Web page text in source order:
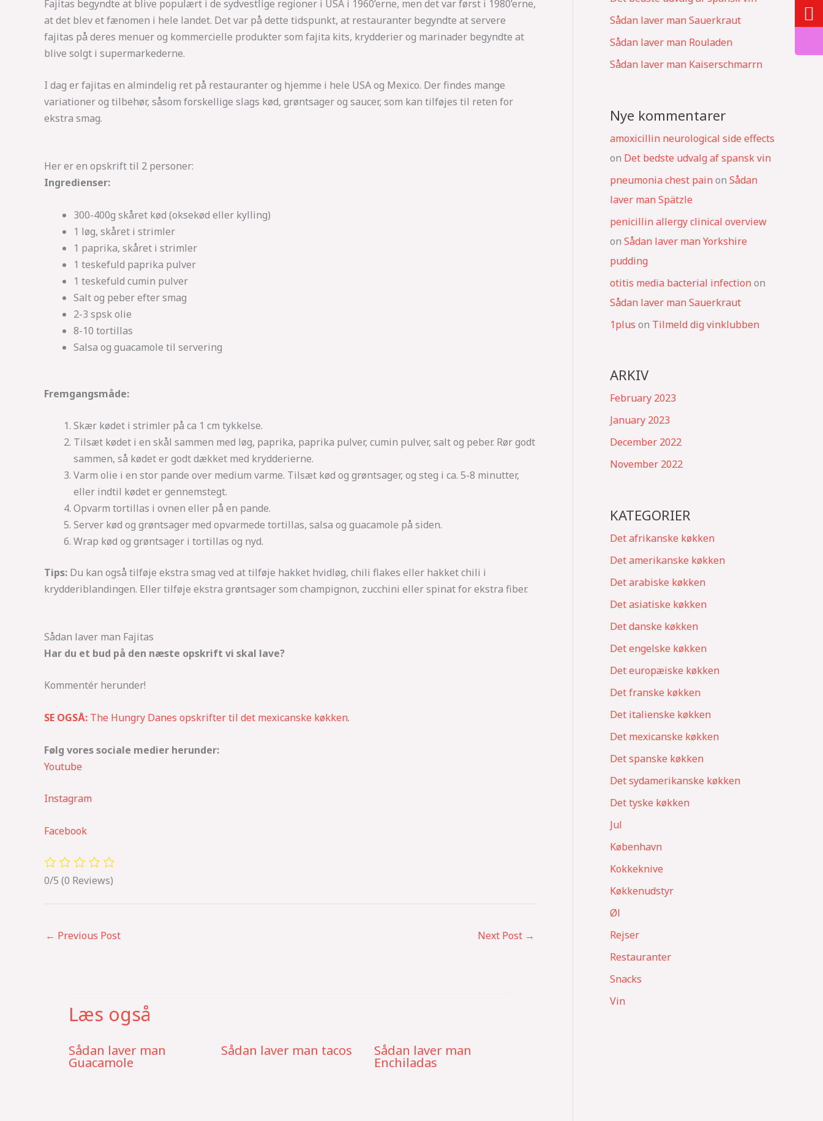
Fajitas begyndte at blive populært i de sydvestlige regioner i USA i 1960’erne, men det var først i 1980’erne,
at det blev et fænomen i hele landet. Det var på dette tidspunkt, at restauranter begyndte at servere
fajitas på deres menuer og kommercielle produkter som fajita kits, krydderier og marinader begyndte at
blive solgt i supermarkederne.
I dag er fajitas en almindelig ret på restauranter og hjemme i hele USA og Mexico. Der findes mange
variationer og tilbehør, såsom forskellige slags kød, grøntsager og saucer, som kan tilføjes til reten for
ekstra smag.
Her er en opskrift til 2 personer:
Ingredienser:
300-400g skåret kød (oksekød eller kylling)
1 løg, skåret i strimler
1 paprika, skåret i strimler
1 teskefuld paprika pulver
1 teskefuld cumin pulver
Salt og peber efter smag
2-3 spsk olie
8-10 tortillas
Salsa og guacamole til servering
Fremgangsmåde:
Skær kødet i strimler på ca 1 cm tykkelse.
Tilsæt kødet i en skål sammen med løg, paprika, paprika pulver, cumin pulver, salt og peber. Rør godt
sammen, så kødet er godt dækket med krydderierne.
Varm olie i en stor pande over medium varme. Tilsæt kød og grøntsager, og steg i ca. 5-8 minutter,
eller indtil kødet er gennemstegt.
Opvarm tortillas i ovnen eller på en pande.
Server kød og grøntsager med opvarmede tortillas, salsa og guacamole på siden.
Wrap kød og grøntsager i tortillas og nyd.
Tips: Du kan også tilføje ekstra smag ved at tilføje hakket hvidløg, chili flakes eller hakket chili i
krydderiblandingen. Eller tilføje ekstra grøntsager som champignon, zucchini eller spinat for ekstra fiber.
Sådan laver man Fajitas
Har du et bud på den næste opskrift vi skal lave?
Kommentér herunder!
SE OGSÅ: The Hungry Danes opskrifter til det mexicanske køkken.
Følg vores sociale medier herunder:
Youtube
Instagram
Facebook
0/5 (0 Reviews)
← Previous Post Next Post →
Læs også
Sådan laver man
Guacamole
Sådan laver man tacos Sådan laver man
Enchiladas
Sådan laver man Sauerkraut
Sådan laver man Rouladen
Sådan laver man Kaiserschmarrn
Nye kommentarer
amoxicillin neurological side effects
on Det bedste udvalg af spansk vin
pneumonia chest pain on Sådan
laver man Spätzle
penicillin allergy clinical overview
on Sådan laver man Yorkshire
pudding
otitis media bacterial infection on
Sådan laver man Sauerkraut
1plus on Tilmeld dig vinklubben
ARKIV
February 2023
January 2023
December 2022
November 2022
KATEGORIER
Det afrikanske køkken
Det amerikanske køkken
Det arabiske køkken
Det asiatiske køkken
Det danske køkken
Det engelske køkken
Det europæiske køkken
Det franske køkken
Det italienske køkken
Det mexicanske køkken
Det spanske køkken
Det sydamerikanske køkken
Det tyske køkken
Jul
København
Kokkeknive
Køkkenudstyr
Øl
Rejser
Restauranter
Snacks
Vin